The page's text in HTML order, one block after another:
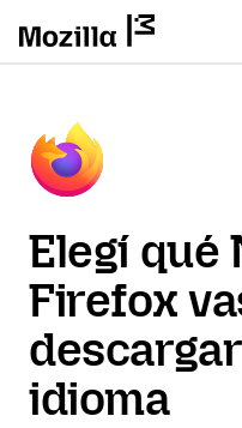
Elegí qué
Firefox
idioma